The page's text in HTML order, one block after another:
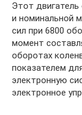
Этот
и номинальной
сил при 6800
момент
оборотах
показателем
электронную
электронное